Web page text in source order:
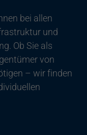
bei allen
und
Ob Sie als
von
– wir finden